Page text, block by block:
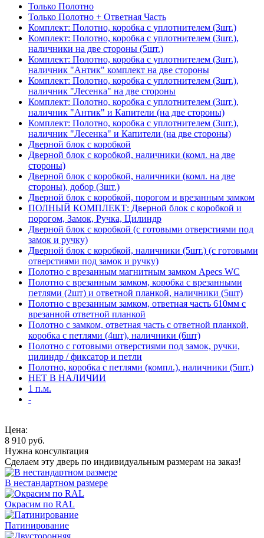
Только Полотно
Только Полотно + Ответная Часть
Комплект: Полотно, коробка с уплотнителем (3шт.)
Комплект: Полотно, коробка с уплотнителем (3шт.),
наличники на две стороны (5шт.)
Комплект: Полотно, коробка с уплотнителем (3шт.),
наличник "Антик" комплект на две стороны
Комплект: Полотно, коробка с уплотнителем (3шт.),
наличник "Лесенка" на две стороны
Комплект: Полотно, коробка с уплотнителем (3шт.),
наличник "Антик" и Капители (на две стороны)
Комплект: Полотно, коробка с уплотнителем (3шт.),
наличник "Лесенка" и Капители (на две стороны)
Дверной блок с коробкой
Дверной блок с коробкой, наличники (комл. на две
стороны)
Дверной блок с коробкой, наличники (комл. на две
стороны), добор (3шт.)
Дверной блок с коробкой, порогом и врезанным замком
ПОЛНЫЙ КОМПЛЕКТ: Дверной блок с коробкой и
порогом, Замок, Ручка, Цилиндр
Дверной блок с коробкой (с готовыми отверстиями под
замок и ручку)
Дверной блок с коробкой, наличники (5шт.) (с готовыми
отверстиями под замок и ручку)
Полотно с врезанным магнитным замком Apecs WC
Полотно с врезанным замком, коробка с врезанными
петлями (2шт) и ответной планкой, наличники (5шт)
Полотно с врезанным замком, ответная часть 610мм с
врезанной ответной планкой
Полотно с замком, ответная часть с ответной планкой,
коробка с петлями (4шт), наличники (6шт)
Полотно с готовыми отверстиями под замок, ручки,
цилиндр / фиксатор и петли
Полотно, коробка с петлями (компл.), наличники (5шт.)
НЕТ В НАЛИЧИИ
1 п.м.
-
Цена:
8 910 руб.
Нужна консультация
Сделаем эту дверь по индивидуальным размерам на заказ!
В нестандартном размере
Окрасим по RAL
Патинирование